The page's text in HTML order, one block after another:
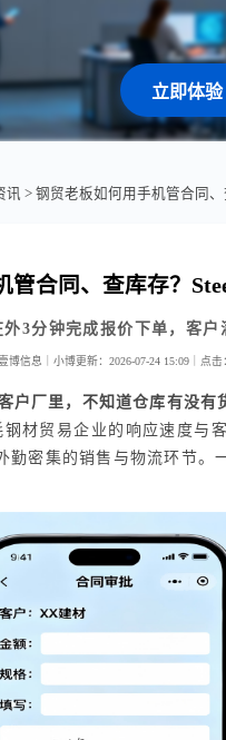
立即体验
讯 > 钢贸老板如何用手机管合同
管合同、查库存？
3分钟完成报价下单，客户
博信息｜小博更新：2026-07-24 15:09｜ 点击
户厂里，不知道仓库有没有
材贸易企业的响应速度与
勤密集的销售与物流环节。